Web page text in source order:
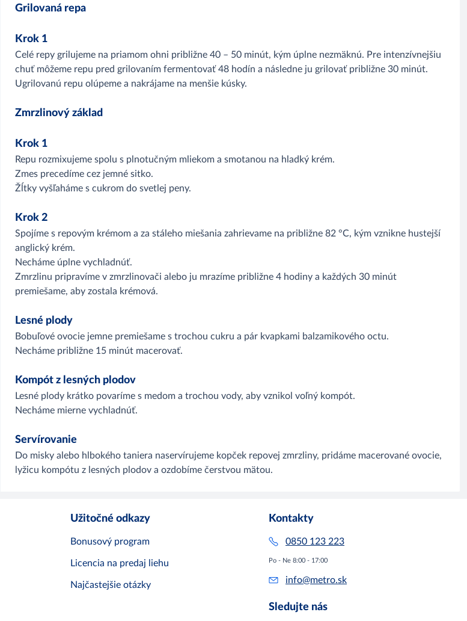
Grilovaná repa
Krok 1
Celé repy grilujeme na priamom ohni približne 40 – 50 minút, kým úplne nezmäknú. Pre intenzívnejšiu
chuť môžeme repu pred grilovaním fermentovať 48 hodín a následne ju grilovať približne 30 minút.
Ugrilovanú repu olúpeme a nakrájame na menšie kúsky.
Zmrzlinový základ
Krok 1
Repu rozmixujeme spolu s plnotučným mliekom a smotanou na hladký krém.
Zmes precedíme cez jemné sitko.
Žĺtky vyšľaháme s cukrom do svetlej peny.
Krok 2
Spojíme s repovým krémom a za stáleho miešania zahrievame na približne 82 °C, kým vznikne hustejší
anglický krém.
Necháme úplne vychladnúť.
Zmrzlinu pripravíme v zmrzlinovači alebo ju mrazíme približne 4 hodiny a každých 30 minút
premiešame, aby zostala krémová.
Lesné plody
Bobuľové ovocie jemne premiešame s trochou cukru a pár kvapkami balzamikového octu.
Necháme približne 15 minút macerovať.
Kompót z lesných plodov
Lesné plody krátko povaríme s medom a trochou vody, aby vznikol voľný kompót.
Necháme mierne vychladnúť.
Servírovanie
Do misky alebo hlbokého taniera naservírujeme kopček repovej zmrzliny, pridáme macerované ovocie,
lyžicu kompótu z lesných plodov a ozdobíme čerstvou mätou.
Užitočné odkazy
Bonusový program
Licencia na predaj liehu
Najčastejšie otázky
Kontakty
0850 123 223
Po - Ne 8:00 - 17:00
info@metro.sk
Sledujte nás